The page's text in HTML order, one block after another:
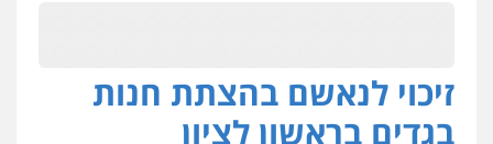
זיכוי לנאשם בהצתת חנות
בגדים בראשון לציון